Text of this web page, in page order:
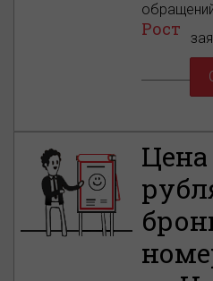
Рост
Цена